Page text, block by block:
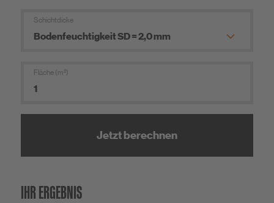
Schichtdicke
Fläche (m²)
Jetzt berechnen
IHR ERGEBNIS